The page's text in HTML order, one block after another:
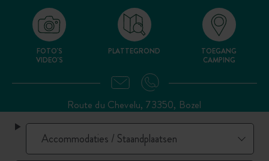
FOTO'S
VIDEO'S
PLATTEGROND
TOEGANG
CAMPING
Route du Chevelu, 73350, Bozel